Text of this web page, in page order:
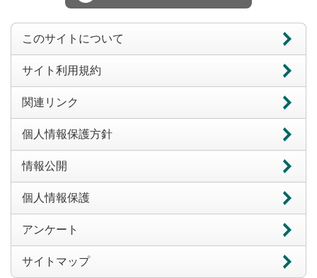
このサイトについて
サイト利用規約
関連リンク
個人情報保護方針
情報公開
個人情報保護
アンケート
サイトマップ